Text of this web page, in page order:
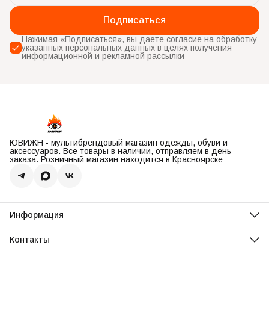
Подписаться
Нажимая «Подписаться», вы даете согласие на обработку
указанных персональных данных в целях получения
информационной и рекламной рассылки
ЮВИЖН - мультибрендовый магазин одежды, обуви и
аксессуаров. Все товары в наличии, отправляем в день
заказа. Розничный магазин находится в Красноярске
Информация
Оплата
Контакты